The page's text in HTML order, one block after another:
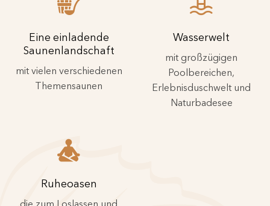
Eine einladende
Saunenlandschaft
mit vielen verschiedenen
Themensaunen
Wasserwelt
mit großzügigen
Poolbereichen,
Erlebnisduschwelt und
Naturbadesee
Ruheoasen